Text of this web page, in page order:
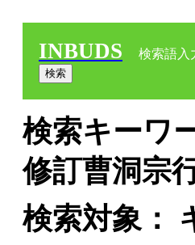
INBUDS 検索語入
検索キーワ
修訂曹洞宗
検索対象：